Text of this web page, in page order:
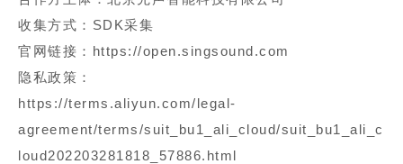
收集方式：SDK采集
官网链接：https://open.singsound.com
隐私政策：
https://terms.aliyun.com/legal-
agreement/terms/suit_bu1_ali_cloud/suit_bu1_ali_c
loud202203281818_57886.html